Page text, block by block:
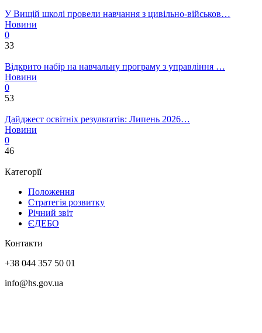
У Вищій школі провели навчання з цивільно-військов…
Новини
0
33
Відкрито набір на навчальну програму з управління …
Новини
0
53
Дайджест освітніх результатів: Липень 2026…
Новини
0
46
Категорії
Положення
Стратегія розвитку
Річний звіт
ЄДЕБО
Контакти
+38 044 357 50 01
info@hs.gov.ua